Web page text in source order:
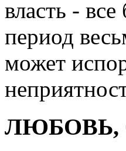
власть -
период
может